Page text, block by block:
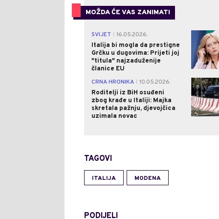
MOŽDA ĆE VAS ZANIMATI
SVIJET
16.05.2026.
Italija bi mogla da prestigne
Grčku u dugovima: Prijeti joj
"titula" najzaduženije
članice EU
CRNA HRONIKA
10.05.2026.
Roditelji iz BiH osuđeni
zbog krađe u Italiji: Majka
skretala pažnju, djevojčica
uzimala novac
TAGOVI
ITALIJA MODENA
PODIJELI